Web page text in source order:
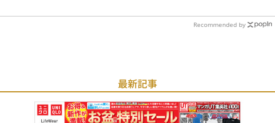
Recommended by
最新記事